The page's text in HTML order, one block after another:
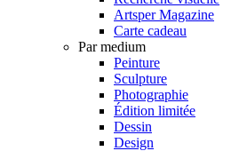
Artsper Magazine
Carte cadeau
Par medium
Peinture
Sculpture
Photographie
Édition limitée
Dessin
Design